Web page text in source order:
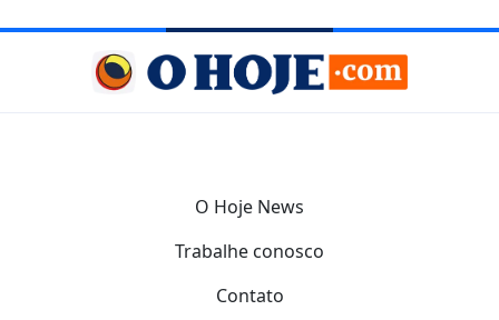
O Hoje News
Trabalhe conosco
Contato